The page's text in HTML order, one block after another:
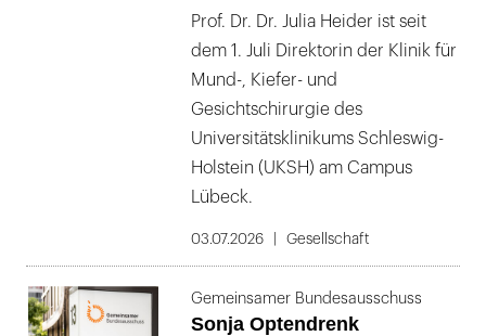
Prof. Dr. Dr. Julia Heider ist seit
dem 1. Juli Direktorin der Klinik für
Mund-, Kiefer- und
Gesichtschirurgie des
Universitätsklinikums Schleswig-
Holstein (UKSH) am Campus
Lübeck.
03.07.2026 Gesellschaft
Gemeinsamer Bundesausschuss
Sonja Optendrenk